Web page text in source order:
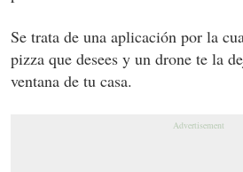
Se trata de una aplicación por la
pizza que desees y un drone te la
ventana de tu casa.